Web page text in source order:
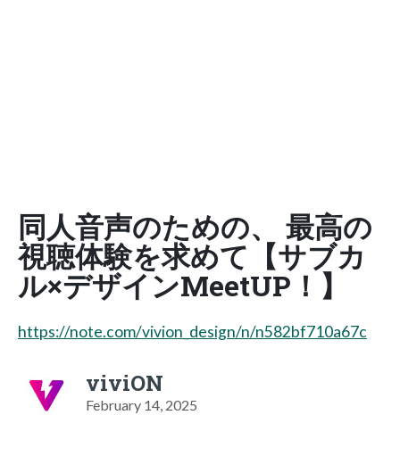
同人音声のための、 最高の
視聴体験を求めて【サブカ
ル×デザインMeetUP！】
https://note.com/vivion_design/n/n582bf710a67c
viviON
February 14, 2025